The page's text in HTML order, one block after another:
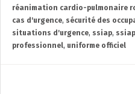
réanimation cardio-pulmonaire
cas d'urgence, sécurité des
situations d'urgence, ssiap,
professionnel, uniforme officiel